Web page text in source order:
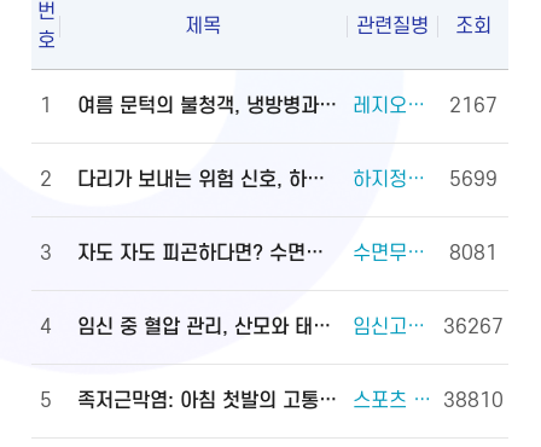
번
호
제목 관련질병 조회
1 여름 문턱의 불청객, 냉방병과 기립저혈압 관리법 레지오넬라증 외 2건 2167
2 다리가 보내는 위험 신호, 하지정맥류 하지정맥류 외 3건 5699
3 자도 자도 피곤하다면? 수면무호흡증 진단·관리법 수면무호흡증 외 2건 8081
4 임신 중 혈압 관리, 산모와 태아를 지키는 첫걸음 임신고혈압과 전자간증(임신중독증) 외 4건 36267
5 족저근막염: 아침 첫발의 고통, 원인과 대처법 스포츠 손상과 안전(족관절(발목 관절) 손상) 외 2건 38810